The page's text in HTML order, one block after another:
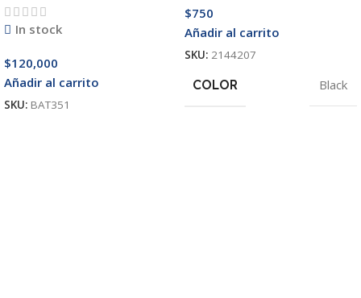
In stock
$120,000
Añadir al carrito
SKU: BAT351
$750
Añadir al carrito
SKU: 2144207
COLOR Black